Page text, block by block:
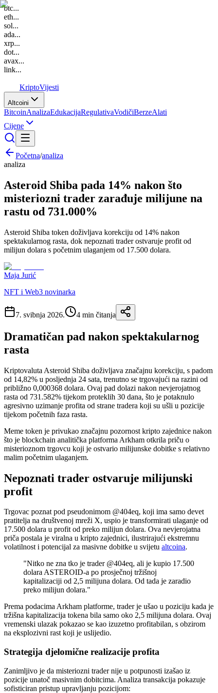
btc...
eth...
sol...
ada...
xrp...
dot...
avax...
link...
KriptoVijesti
Altcoini
BitcoinAnalizaEdukacijaRegulativaVodičiBerzeAlati
Cijene
Početna/analiza
analiza
Asteroid Shiba pada 14% nakon što
misteriozni trader zarađuje milijune na
rastu od 731.000%
Asteroid Shiba token doživljava korekciju od 14% nakon
spektakularnog rasta, dok nepoznati trader ostvaruje profit od
milijun dolara s početnim ulaganjem od 17.500 dolara.
Maja Jurić
NFT i Web3 novinarka
7. svibnja 2026. 4 min čitanja
Dramatičan pad nakon spektakularnog
rasta
Kriptovaluta Asteroid Shiba doživljava značajnu korekciju, s padom
od 14,82% u posljednja 24 sata, trenutno se trgovajući na razini od
približno 0,000368 dolara. Ovaj pad dolazi nakon nevjerojatnog
rasta od 731.582% tijekom proteklih 30 dana, što je potaknulo
agresivno uzimanje profita od strane tradera koji su ušli u pozicije
tijekom početnih faza rasta.
Meme token je privukao značajnu pozornost kripto zajednice nakon
što je blockchain analitička platforma Arkham otkrila priču o
misterioznom trgovcu koji je ostvario milijunske dobitke s relativno
malim početnim ulaganjem.
Nepoznati trader ostvaruje milijunski
profit
Trgovac poznat pod pseudonimom @404eq, koji ima samo devet
pratitelja na društvenoj mreži X, uspio je transformirati ulaganje od
17.500 dolara u profit od preko milijun dolara. Ova nevjerojatna
priča postala je viralna u kripto zajednici, ilustrirajući ekstremnu
volatilnost i potencijal za masivne dobitke u svijetu altcoina.
"Nitko ne zna tko je trader @404eq, ali je kupio 17.500
dolara ASTEROID-a po prosječnoj tržišnoj
kapitalizaciji od 2,5 milijuna dolara. Od tada je zaradio
preko milijun dolara."
Prema podacima Arkham platforme, trader je ušao u poziciju kada je
tržišna kapitalizacija tokena bila samo oko 2,5 milijuna dolara. Ovaj
vremenski ulazak pokazao se kao izuzetno profitabilan, s obzirom
na eksplozivni rast koji je uslijedio.
Strategija djelomične realizacije profita
Zanimljivo je da misteriozni trader nije u potpunosti izašao iz
pozicije unatoč masivnim dobitcima. Analiza transakcija pokazuje
sofisticiran pristup upravljanju pozicijom: